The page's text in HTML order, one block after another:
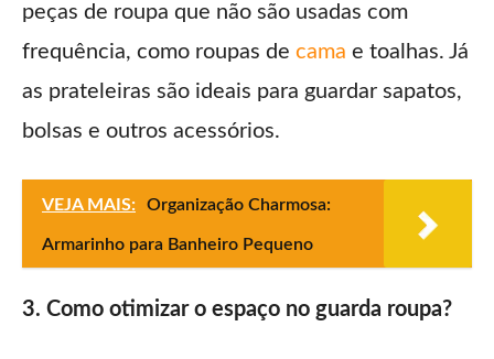
peças de roupa que não são usadas com
frequência, como roupas de cama e toalhas. Já
as prateleiras são ideais para guardar sapatos,
bolsas e outros acessórios.
VEJA MAIS: Organização Charmosa:
Armarinho para Banheiro Pequeno
3. Como otimizar o espaço no guarda roupa?